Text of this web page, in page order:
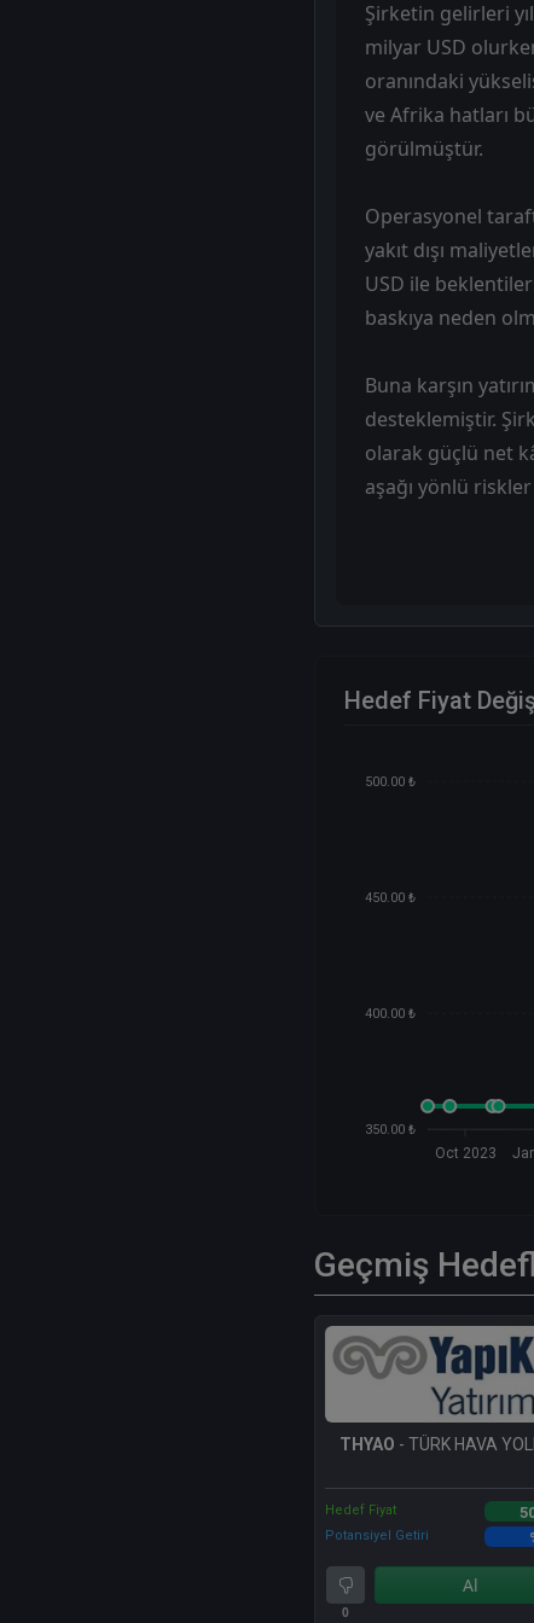
Şirketin gelirleri
milyar USD
oranındaki
ve Afrika hatları
görülmüştür.
Operasyonel
yakıt dışı
USD ile
baskıya neden
Buna karşın
desteklemiştir.
olarak güçlü net
aşağı yönlü
Hedef Fiyat
500.00 ₺
450.00 ₺
400.00 ₺
350.00 ₺
Oct 2023
Geçmiş
THYAO - TÜRK HAVA
Hedef Fiyat
Potansiyel Getiri
0
Al